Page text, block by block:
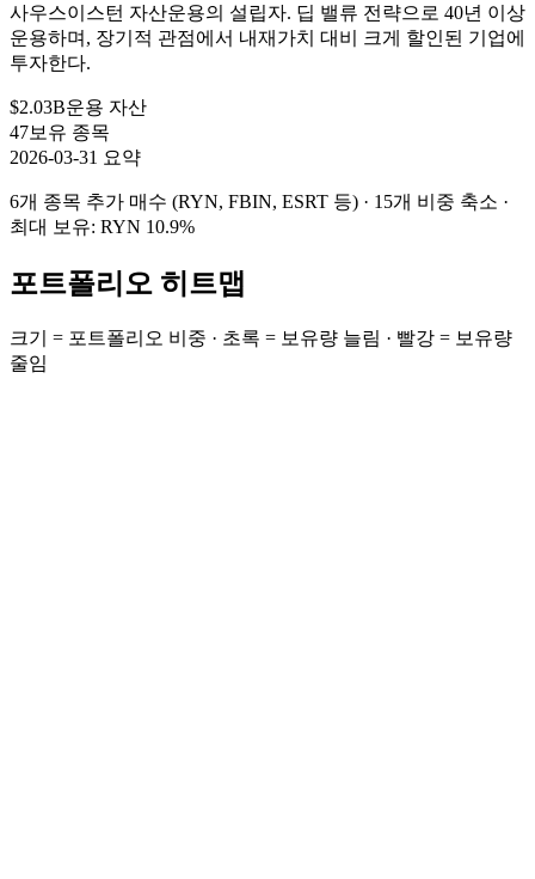
사우스이스턴 자산운용의 설립자. 딥 밸류 전략으로 40년 이상
운용하며, 장기적 관점에서 내재가치 대비 크게 할인된 기업에
투자한다.
$2.03B운용 자산
47보유 종목
2026-03-31 요약
6개 종목 추가 매수 (RYN, FBIN, ESRT 등) · 15개 비중 축소 ·
최대 보유: RYN 10.9%
포트폴리오 히트맵
크기 = 포트폴리오 비중 · 초록 = 보유량 늘림 · 빨강 = 보유량
줄임